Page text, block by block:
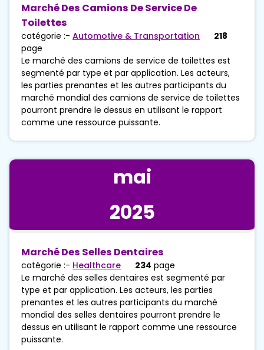
Marché Des Camions De Service De
Toilettes
catégorie :- Automotive & Transportation
218
page
Le marché des camions de service de toilettes est
segmenté par type et par application. Les acteurs,
les parties prenantes et les autres participants du
marché mondial des camions de service de toilettes
pourront prendre le dessus en utilisant le rapport
comme une ressource puissante.
mai
2025
Marché Des Selles Dentaires
catégorie :- Healthcare 234 page
Le marché des selles dentaires est segmenté par
type et par application. Les acteurs, les parties
prenantes et les autres participants du marché
mondial des selles dentaires pourront prendre le
dessus en utilisant le rapport comme une ressource
puissante.